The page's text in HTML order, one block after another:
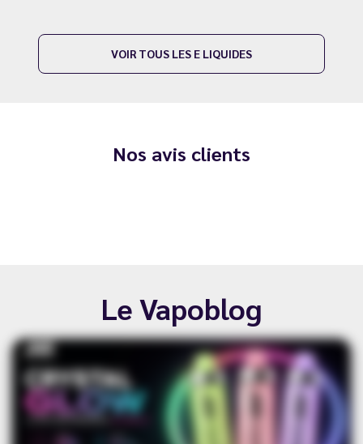
VOIR TOUS LES E LIQUIDES
Nos avis clients
Le Vapoblog